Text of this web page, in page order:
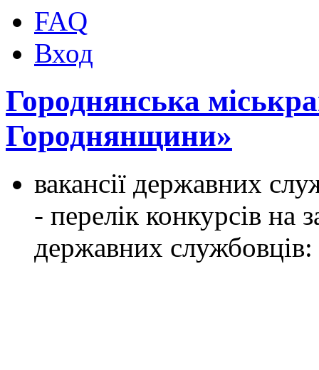
FAQ
Вход
Городнянська
Городнянщини»
вакансії державних
- перелік конкурсів на
державних службовців: